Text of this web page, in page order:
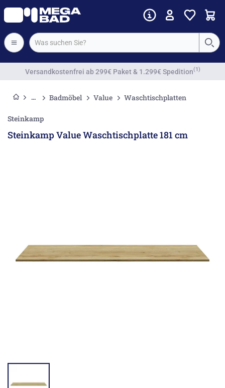
Vorkassenrabatt
Badmöbel Value Waschtischplatten
Steinkamp
Steinkamp Value Waschtischplatte 181 cm